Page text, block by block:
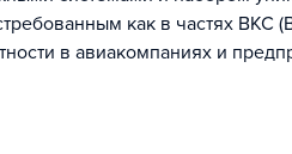
как в частях ВКС
в авиакомпаниях и